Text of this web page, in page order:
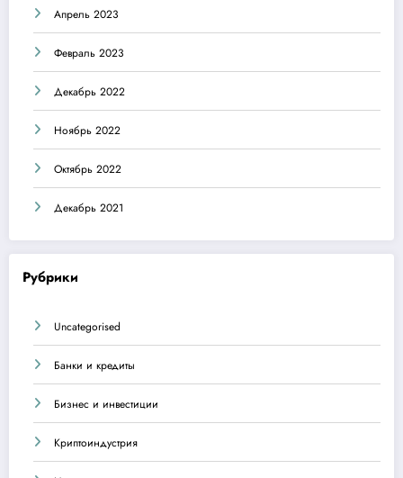
Апрель 2023
Февраль 2023
Декабрь 2022
Ноябрь 2022
Октябрь 2022
Декабрь 2021
Рубрики
Uncategorised
Банки и кредиты
Бизнес и инвестиции
Криптоиндустрия